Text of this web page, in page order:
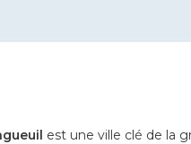
est une ville clé de la